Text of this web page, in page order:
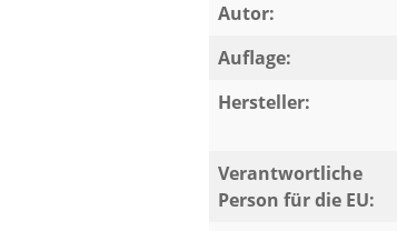
Autor:
Auflage:
Hersteller:
Verantwortliche
Person für die EU: